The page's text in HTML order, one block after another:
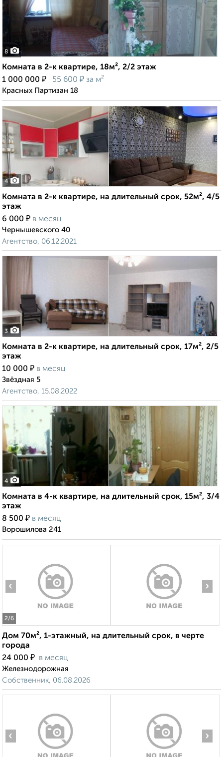
8
Комната в 2-к квартире, 18м², 2/2 этаж
1 000 000 ₽ 55 600 ₽ за м²
Красных Партизан 18
4
Комната в 2-к квартире, на длительный срок, 52м², 4/5
этаж
6 000 ₽ в месяц
Чернышевского 40
Агентство, 06.12.2021
3
Комната в 2-к квартире, на длительный срок, 17м², 2/5
этаж
10 000 ₽ в месяц
Звёздная 5
Агентство, 15.08.2022
4
Комната в 4-к квартире, на длительный срок, 15м², 3/4
этаж
8 500 ₽ в месяц
Ворошилова 241
2/6
‹ ›
Дом 70м², 1-этажный, на длительный срок, в черте
города
24 000 ₽ в месяц
Железнодорожная
Собственник, 06.08.2026
‹ ›